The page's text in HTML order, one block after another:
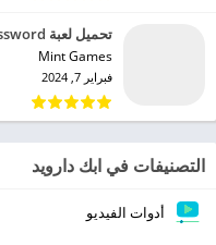
تحميل لعبة Word Trip Crossword مهكرة للاندرويد 2024
Mint Games‏
فبراير 7, 2024
التصنيفات في ابك دارويد
أدوات الفيديو